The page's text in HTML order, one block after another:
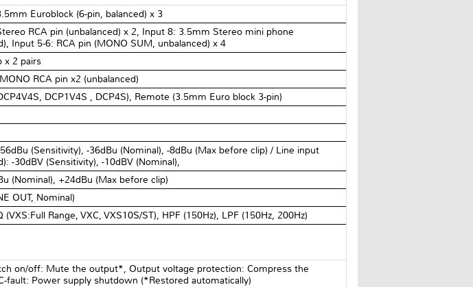
Euroblock (6-pin, balanced) x 3
RCA pin (unbalanced) x 2, Input 8: 3.5mm Stereo mini phone
Input 5-6: RCA pin (MONO SUM, unbalanced) x 4
x 2 pairs
RCA pin x2 (unbalanced)
DCP1V4S , DCP4S), Remote (3.5mm Euro block 3-pin)
(Sensitivity), -36dBu (Nominal), -8dBu (Max before clip) / Line input
-30dBV (Sensitivity), -10dBV (Nominal),
(Nominal), +24dBu (Max before clip)
OUT, Nominal)
(VXS:Full Range, VXC, VXS10S/ST), HPF (150Hz), LPF (150Hz, 200Hz)
on/off: Mute the output*, Output voltage protection: Compress the
fault: Power supply shutdown (*Restored automatically)